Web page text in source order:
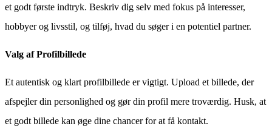
et godt første indtryk. Beskriv dig selv med fokus på interesser,
hobbyer og livsstil, og tilføj, hvad du søger i en potentiel partner.
Valg af Profilbillede
Et autentisk og klart profilbillede er vigtigt. Upload et billede, der
afspejler din personlighed og gør din profil mere troværdig. Husk, at
et godt billede kan øge dine chancer for at få kontakt.